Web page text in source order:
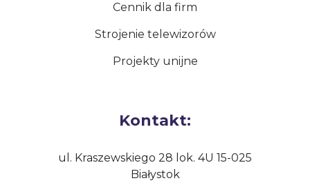
Cennik dla firm
Strojenie telewizorów
Projekty unijne
Kontakt:
ul. Kraszewskiego 28 lok. 4U 15-025
Białystok